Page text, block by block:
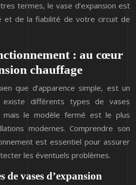
termes, le vase d’expansion est
et de la fiabilité de votre circuit de
: au cœur
chauffage
que d’apparence simple, est un
existe différents types de vases
mais le modèle fermé est le plus
modernes. Comprendre son
est essentiel pour assurer
les éventuels problèmes.
de vases d’expansion